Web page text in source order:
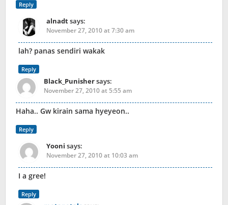
Reply
alnadtsays:
November 27, 2010 at 7:30 am
lah? panas sendiri wakak
Reply
Black_Punishersays:
November 27, 2010 at 5:55 am
Haha.. Gw kirain sama hyeyeon..
Reply
Yooni says:
November 27, 2010 at 10:03 am
I a gree!
Reply